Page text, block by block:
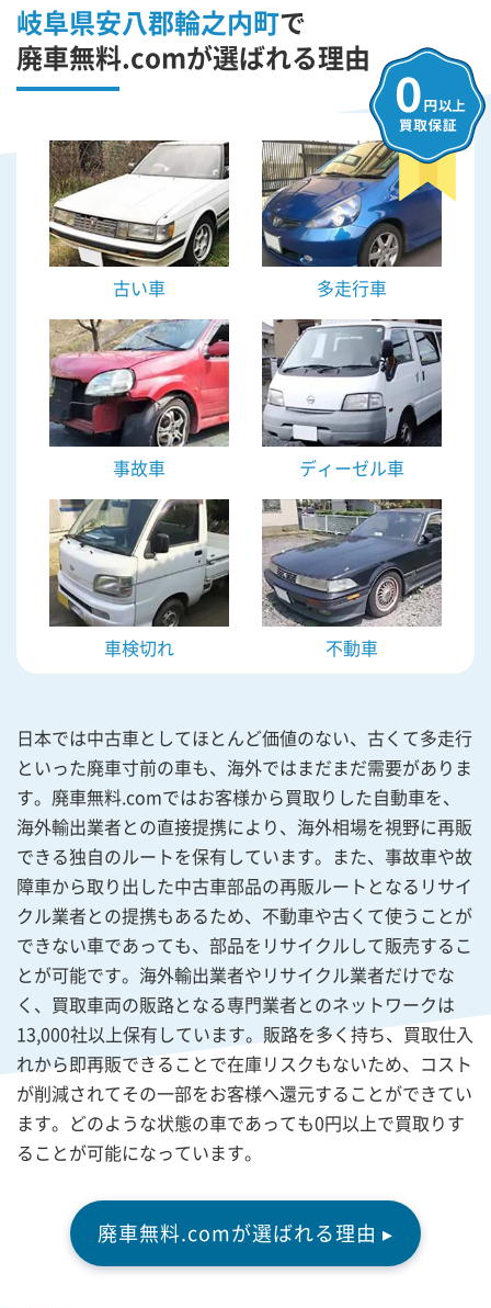
岐阜県安八郡輪之内町で
廃車無料.comが選ばれる理由
古い車 多走行車
事故車 ディーゼル車
車検切れ 不動車
日本では中古車としてほとんど価値のない、古くて多走行
といった廃車寸前の車も、海外ではまだまだ需要がありま
す。廃車無料.comではお客様から買取りした自動車を、
海外輸出業者との直接提携により、海外相場を視野に再販
できる独自のルートを保有しています。また、事故車や故
障車から取り出した中古車部品の再販ルートとなるリサイ
クル業者との提携もあるため、不動車や古くて使うことが
できない車であっても、部品をリサイクルして販売するこ
とが可能です。海外輸出業者やリサイクル業者だけでな
く、買取車両の販路となる専門業者とのネットワークは
13,000社以上保有しています。販路を多く持ち、買取仕入
れから即再販できることで在庫リスクもないため、コスト
が削減されてその一部をお客様へ還元することができてい
ます。どのような状態の車であっても0円以上で買取りす
ることが可能になっています。
廃車無料.comが選ばれる理由 ▸